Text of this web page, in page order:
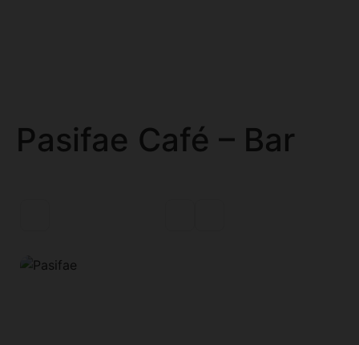
Pasifae Café – Bar